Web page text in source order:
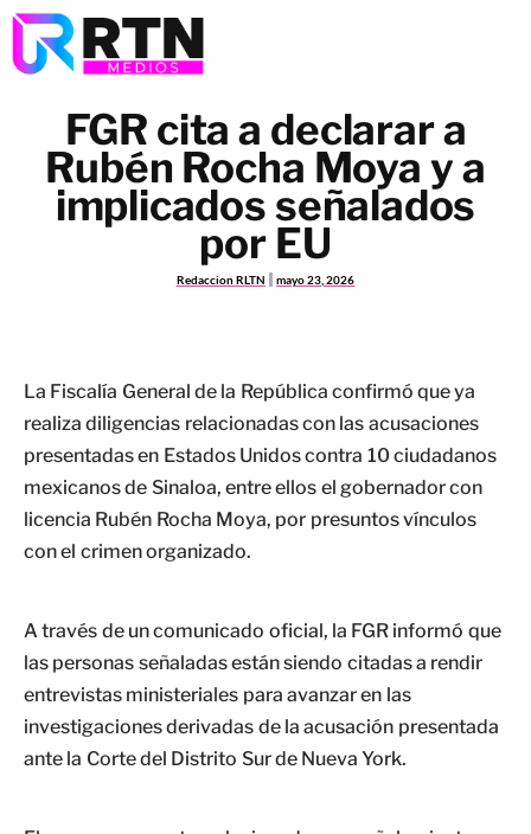
FGR cita a declarar a
Rubén Rocha Moya y a
implicados señalados
por EU
Redaccion RLTN mayo 23, 2026
La Fiscalía General de la República confirmó que ya
realiza diligencias relacionadas con las acusaciones
presentadas en Estados Unidos contra 10 ciudadanos
mexicanos de Sinaloa, entre ellos el gobernador con
licencia Rubén Rocha Moya, por presuntos vínculos
con el crimen organizado.
A través de un comunicado oficial, la FGR informó que
las personas señaladas están siendo citadas a rendir
entrevistas ministeriales para avanzar en las
investigaciones derivadas de la acusación presentada
ante la Corte del Distrito Sur de Nueva York.